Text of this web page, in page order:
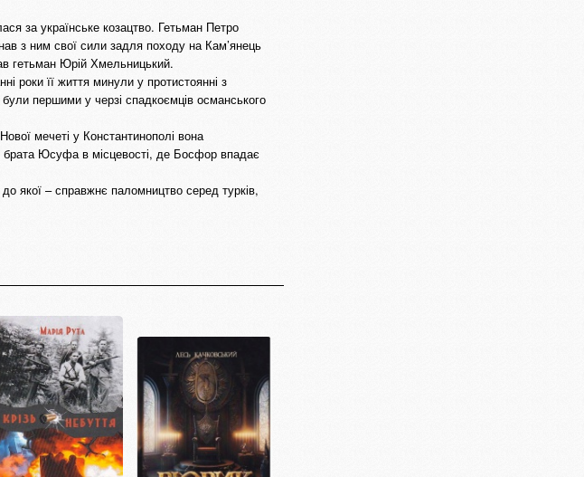
за українське козацтво. Гетьман Петро
з ним свої сили задля походу на Кам’янець
гетьман Юрій Хмельницький.
роки її життя минули у протистоянні з
першими у черзі спадкоємців османського
мечеті у Константинополі вона
Юсуфа в місцевості, де Босфор впадає
якої – справжнє паломництво серед турків,